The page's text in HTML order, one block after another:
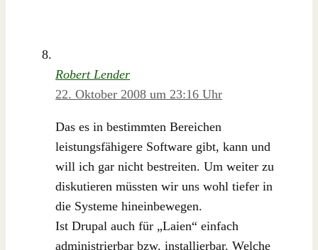
Robert Lender
22. Oktober 2008 um 23:16 Uhr
Das es in bestimmten Bereichen
leistungsfähigere Software gibt, kann und
will ich gar nicht bestreiten. Um weiter zu
diskutieren müssten wir uns wohl tiefer in
die Systeme hineinbewegen.
Ist Drupal auch für „Laien“ einfach
administrierbar bzw. installierbar. Welche